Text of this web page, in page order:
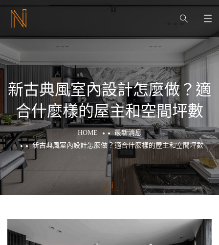
新古典風室內設計怎麼做？適
合什麼樣的屋主和空間坪數
HOME
最新消息
新古典風室內設計怎麼做？適合什麼樣的屋主和空間坪數